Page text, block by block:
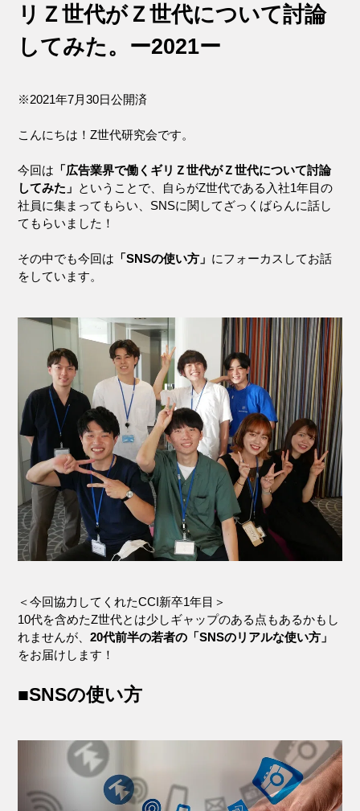
リＺ世代がＺ世代について討論
してみた。ー2021ー
※2021年7月30日公開済
こんにちは！Z世代研究会です。
今回は 「広告業界で働くギリＺ世代がＺ世代について討論
してみた」 ということで、自らがZ世代である入社1年目の
社員に集まってもらい、SNSに関してざっくばらんに話し
てもらいました！
その中でも今回は 「SNSの使い方」 にフォーカスしてお話
をしています。
＜今回協力してくれたCCI新卒1年目＞
10代を含めたZ世代とは少しギャップのある点もあるかもし
れませんが、20代前半の若者の「SNSのリアルな使い方」
をお届けします！
■SNSの使い方